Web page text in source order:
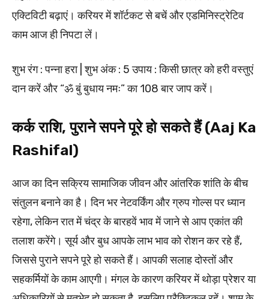
एक्टिविटी बढ़ाएं। करियर में शॉर्टकट से बचें और एडमिनिस्ट्रेटिव
काम आज ही निपटा लें।
शुभ रंग : पन्ना हरा | शुभ अंक : 5 उपाय : किसी छात्र को हरी वस्तुएं
दान करें और “ॐ बुं बुधाय नमः” का 108 बार जाप करें।
कर्क राशि, पुराने सपने पूरे हो सकते हैं (Aaj Ka
Rashifal)
आज का दिन सक्रिय सामाजिक जीवन और आंतरिक शांति के बीच
संतुलन बनाने का है। दिन भर नेटवर्किंग और ग्रुप गोल्स पर ध्यान
रहेगा, लेकिन रात में चंद्र के बारहवें भाव में जाने से आप एकांत की
तलाश करेंगे। सूर्य और बुध आपके लाभ भाव को रोशन कर रहे हैं,
जिससे पुराने सपने पूरे हो सकते हैं। आपकी सलाह दोस्तों और
सहकर्मियों के काम आएगी। मंगल के कारण करियर में थोड़ा प्रेशर या